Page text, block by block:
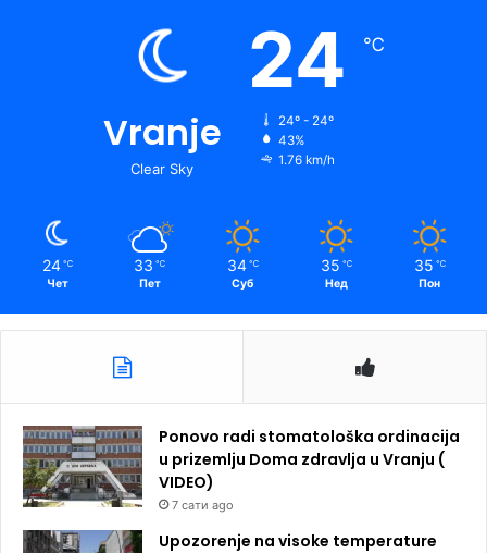
Vranje
Clear Sky
24 ℃
24º - 24º
43%
1.76 km/h
24 ℃
Чет
33 ℃
Пет
34 ℃
Суб
35 ℃
Нед
35 ℃
Пон
Ponovo radi stomatološka ordinacija
u prizemlju Doma zdravlja u Vranju (
VIDEO)
7 сати ago
Upozorenje na visoke temperature